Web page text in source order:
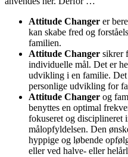
Attitude Changer er
kan skabe fred og
familien.
Attitude Changer sikrer
individuelle mål. Det er
udvikling i en familie. Det
personlige udvikling for
Attitude Changer og
benyttes en optimal
fokuseret og disciplineret
målopfyldelsen. Den
hyppige og løbende
eller ved halve- eller